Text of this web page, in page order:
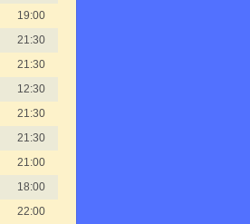
19:00
21:30
21:30
12:30
21:30
21:30
21:00
18:00
22:00